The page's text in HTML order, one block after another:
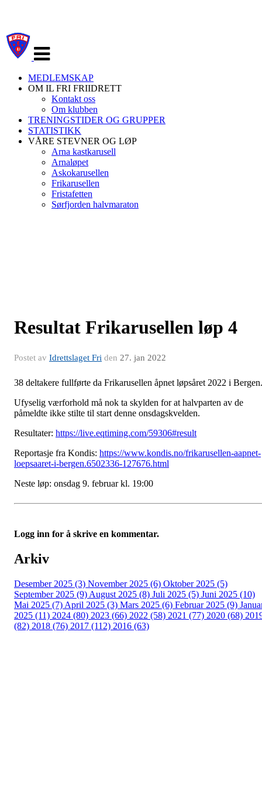
navigasjon
MEDLEMSKAP
OM IL FRI FRIIDRETT
Kontakt oss
Om klubben
TRENINGSTIDER OG GRUPPER
STATISTIKK
VÅRE STEVNER OG LØP
Arna kastkarusell
Arnaløpet
Askokarusellen
Frikarusellen
Fristafetten
Sørfjorden halvmaraton
Resultat Frikarusellen løp 4
Postet av Idrettslaget Fri den 27. jan 2022
38 deltakere fullførte da Frikarusellen åpnet løpsåret 2022 i Bergen.
Ufyselig værforhold må nok ta skylden for at halvparten av de
påmeldte ikke stilte til start denne onsdagskvelden.
Resultater: https://live.eqtiming.com/59306#result
Reportasje fra Kondis: https://www.kondis.no/frikarusellen-aapnet-
loepsaaret-i-bergen.6502336-127676.html
Neste løp: onsdag 9. februar kl. 19:00
Logg inn for å skrive en kommentar.
Arkiv
Desember 2025 (3) November 2025 (6) Oktober 2025 (5)
September 2025 (9) August 2025 (8) Juli 2025 (5) Juni 2025 (10)
Mai 2025 (7) April 2025 (3) Mars 2025 (6) Februar 2025 (9)
2025 (11) 2024 (80) 2023 (66) 2022 (58) 2021 (77) 2020 (68)
(82) 2018 (76) 2017 (112) 2016 (63)